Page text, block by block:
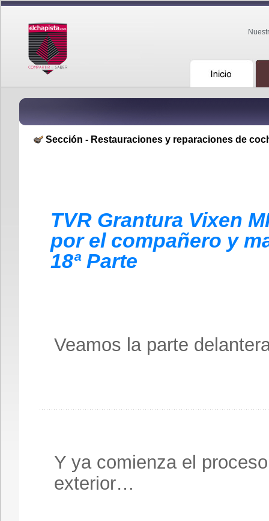
Sección - Restauraciones y reparaciones de
TVR Grantura Vixen
por el compañero y
18ª Parte
Veamos la parte
Y ya comienza el
exterior…